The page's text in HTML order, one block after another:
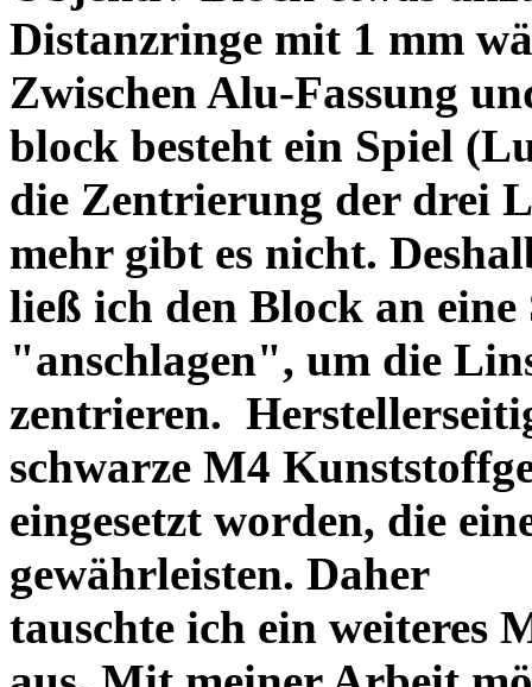
Distanzringe mit 1 mm
Zwischen Alu-Fassung
block besteht ein Spiel
die Zentrierung der drei
mehr gibt es nicht.
ließ ich den Block an eine
"anschlagen", um die
zentrieren.
schwarze M4
eingesetzt worden, die
gewährleisten. Daher
tauschte ich ein weiteres